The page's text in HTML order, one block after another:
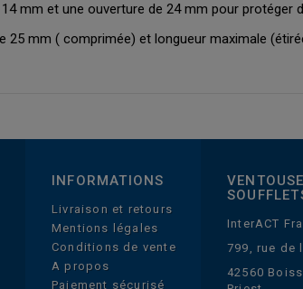
mm et une ouverture de 24 mm pour protéger
25 mm ( comprimée) et longueur maximale
INFORMATIONS
Livraison et retours
Mentions légales
Conditions de vente
A propos
Paiement sécurisé
InterACT
799, rue de
42560